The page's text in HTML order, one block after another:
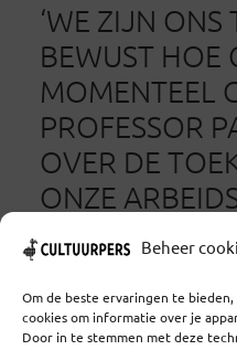
Beheer
Om de beste ervaringen te
cookies om informatie over je
Door in te stemmen met deze
‘WE ZIJN ONS
BEWUST HOE
MOMENTEEL
PROFESSOR
OVER DE
ONZE
Aanstaande